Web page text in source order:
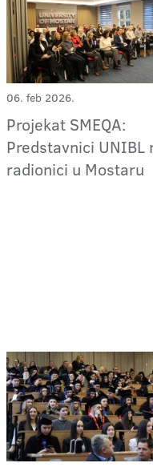
06. feb 2026.
Projekat SMEQA:
Predstavnici UNIBL
radionici u Mostaru